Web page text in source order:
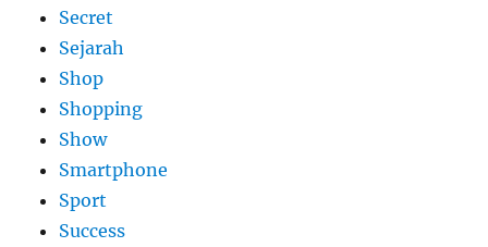
Secret
Sejarah
Shop
Shopping
Show
Smartphone
Sport
Success